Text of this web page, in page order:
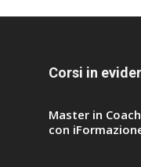
Corsi in
Master in
con